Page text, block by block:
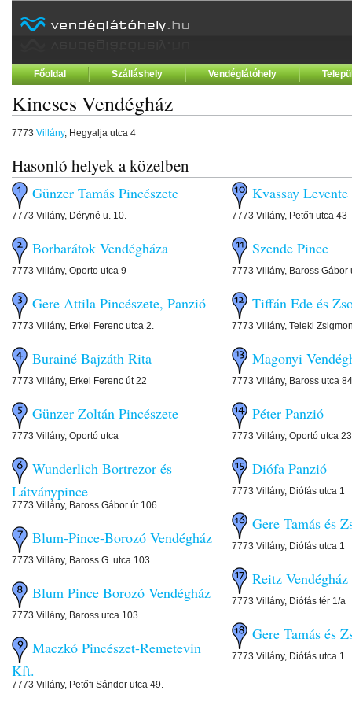
Főoldal Szálláshely Vendéglátóhely
Kincses Vendégház
7773 Villány, Hegyalja utca 4
Hasonló helyek a közelben
Günzer Tamás Pincészete
7773 Villány, Déryné u. 10.
Borbarátok Vendégháza
7773 Villány, Oporto utca 9
Gere Attila Pincészete, Panzió
7773 Villány, Erkel Ferenc utca 2.
Burainé Bajzáth Rita
7773 Villány, Erkel Ferenc út 22
Günzer Zoltán Pincészete
7773 Villány, Oportó utca
Wunderlich Bortrezor és
Látványpince
7773 Villány, Baross Gábor út 106
Blum-Pince-Borozó Vendégház
7773 Villány, Baross G. utca 103
Blum Pince Borozó Vendégház
7773 Villány, Baross utca 103
Maczkó Pincészet-Remetevin
Kft.
7773 Villány, Petőfi Sándor utca 49.
Kvassay
7773 Villány, Petőfi utca 43
Szende Pince
7773 Villány, Baross Gábor
Tiffán Ede és
7773 Villány, Teleki
Magonyi
7773 Villány, Baross utca 84
Péter Panzió
7773 Villány, Oportó utca
Diófa Panzió
7773 Villány, Diófás utca 1
Gere Tamás és
7773 Villány, Diófás utca 1
Reitz Vendégház
7773 Villány, Diófás tér 1/a
Gere Tamás és
7773 Villány, Diófás utca 1.